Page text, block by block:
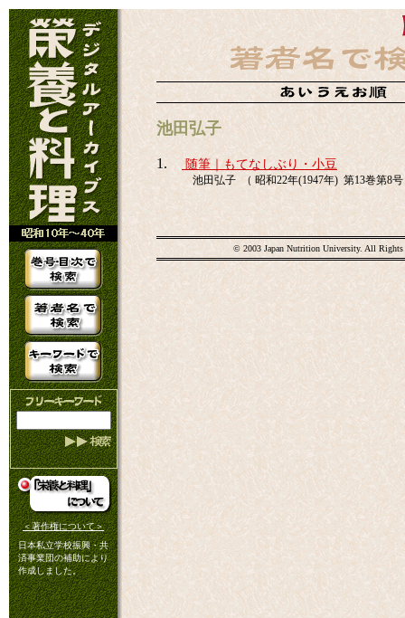
＜著作権について＞
日本私立学校振興・共
済事業団の補助により
作成しました。
池田弘子
1. 随筆｜もてなしぶり・小豆
池田弘子 （ 昭和22年(1947年) 第13巻第8号
© 2003 Japan Nutrition University. All Rights